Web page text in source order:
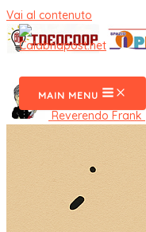
Vai al contenuto
MAIN MENU
Reverendo Frank